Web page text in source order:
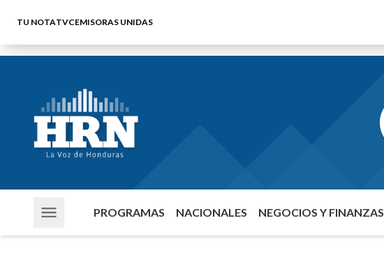
TU NOTATVCEMISORAS UNIDAS
PROGRAMAS NACIONALES NEGOCIOS Y FINANZAS